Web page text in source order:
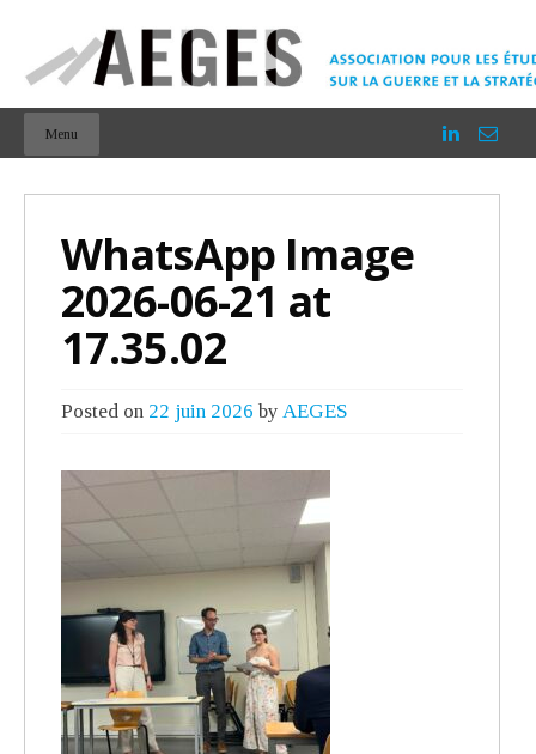
Menu
WhatsApp Image
2026-06-21 at
17.35.02
Posted on 22 juin 2026 by AEGES